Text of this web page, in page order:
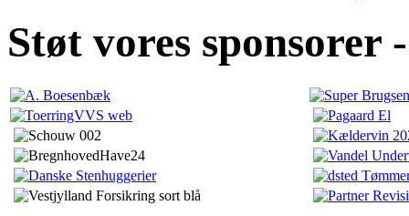
Støt vores